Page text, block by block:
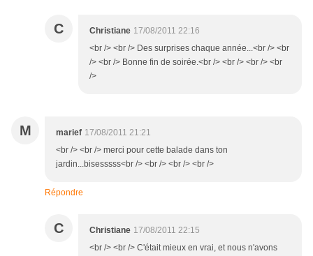
C Christiane 17/08/2011 22:16
<br /> <br /> Des surprises chaque année...<br /> <br
/> <br /> Bonne fin de soirée.<br /> <br /> <br /> <br
/>
M marief 17/08/2011 21:21
<br /> <br /> merci pour cette balade dans ton
jardin...bisesssss<br /> <br /> <br /> <br />
Répondre
C Christiane 17/08/2011 22:15
<br /> <br /> C'était mieux en vrai, et nous n'avons